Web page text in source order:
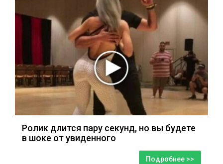
Ролик длится пару секунд, но вы будете
в шоке от увиденного
Подробнее >>